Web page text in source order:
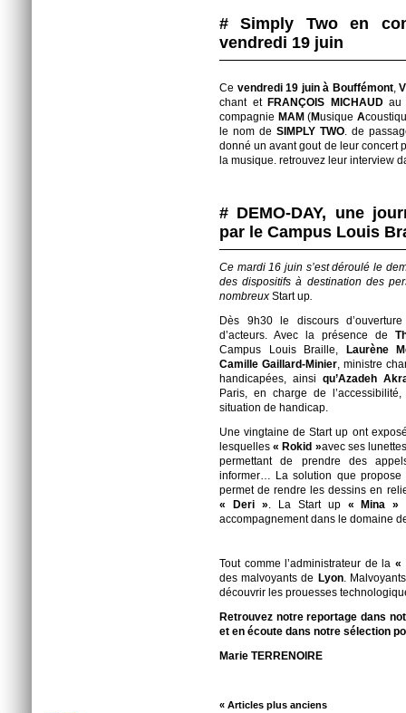
# Simply Two en
vendredi 19 juin
Ce vendredi 19 juin à Bouffémont,
chant et FRANÇOIS MICHAUDau
compagnie MAM (MusiqueA
le nom de SIMPLY TWO. de
donné un avant gout de leur concert
la musique. retrouvez leur interview
# DEMO-DAY, une
par le Campus Louis
Ce mardi 16 juin s’est déroulé le
des dispositifs à destination des
nombreux Start up.
Dès 9h30 le discours
d’acteurs. Avec la présence de
Campus Louis Braille,
Laurène
Camille Gaillard-Minier, ministre
handicapées, ainsi qu’Azadeh
Paris, en charge de
situation de handicap.
Une vingtaine de Start up ont
lesquelles« Rokid »avec ses
permettant de prendre des
informer… La solution que
permet de rendre les dessins en
« Deri ». La Start up « Mina »
accompagnement dans le domaine
Tout comme l’administrateur de la «
des malvoyants de Lyon.
découvrir les prouesses
Retrouvez notre reportage dans
et en écoute dans notre sélection
Marie TERRENOIRE
« Articles plus anciens